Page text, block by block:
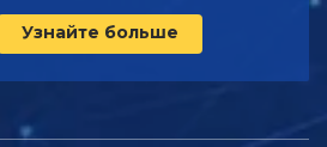
Узнайте больше